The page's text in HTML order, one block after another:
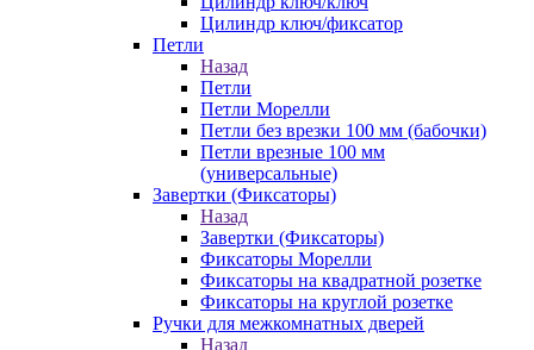
Цилиндр ключ/фиксатор
Петли
Назад
Петли
Петли Морелли
Петли без врезки 100 мм (бабочки)
Петли врезные 100 мм
(универсальные)
Завертки (Фиксаторы)
Назад
Завертки (Фиксаторы)
Фиксаторы Морелли
Фиксаторы на квадратной розетке
Фиксаторы на круглой розетке
Ручки для межкомнатных дверей
Назад